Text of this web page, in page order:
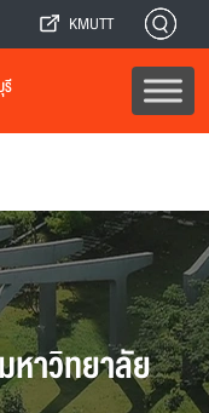
KMUTT
หาวิทยาลัย